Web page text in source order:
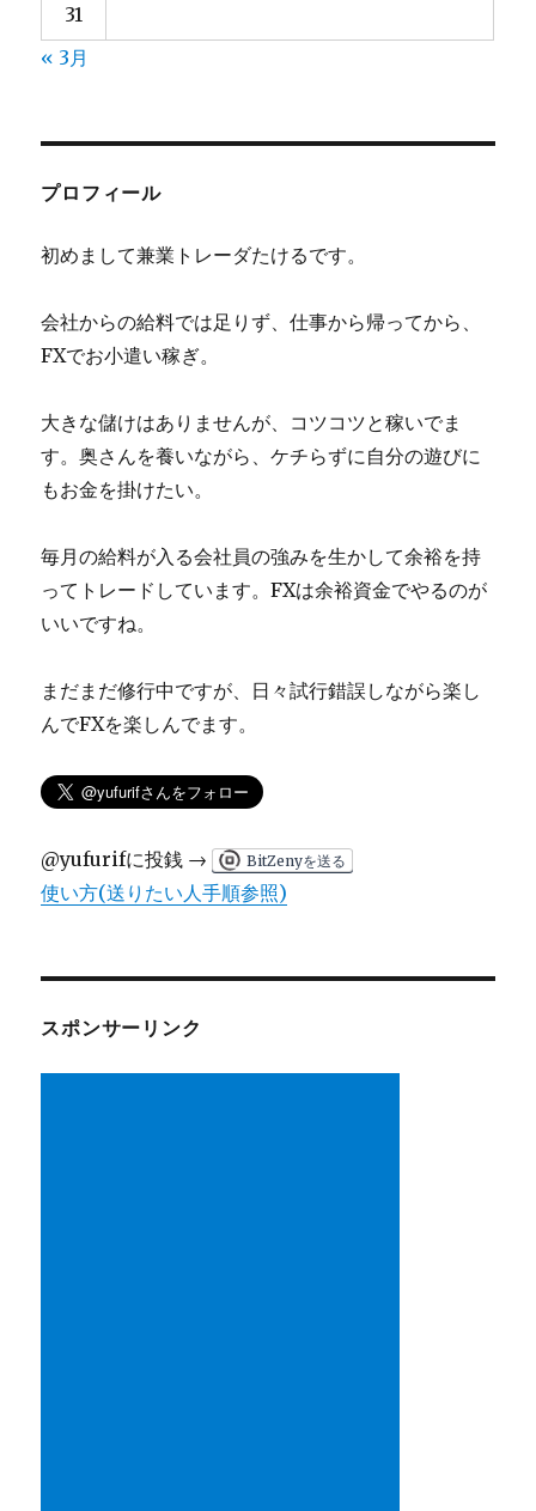
31
« 3月
プロフィール
初めまして兼業トレーダたけるです。
会社からの給料では足りず、仕事から帰ってから、
FXでお小遣い稼ぎ。
大きな儲けはありませんが、コツコツと稼いでま
す。奥さんを養いながら、ケチらずに自分の遊びに
もお金を掛けたい。
毎月の給料が入る会社員の強みを生かして余裕を持
ってトレードしています。FXは余裕資金でやるのが
いいですね。
まだまだ修行中ですが、日々試行錯誤しながら楽し
んでFXを楽しんでます。
@yufurifに投銭 → BitZenyを送る
使い方(送りたい人手順参照)
スポンサーリンク